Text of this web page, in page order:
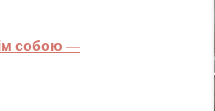
собою —